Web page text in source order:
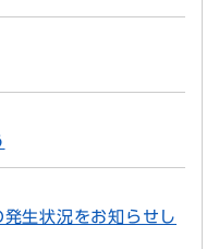
生状況をお知らせし